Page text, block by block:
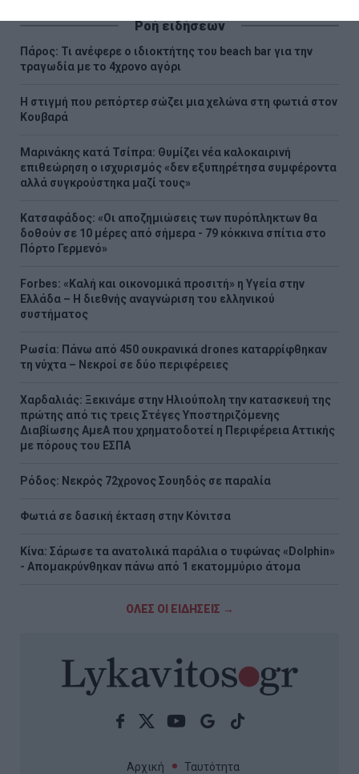
Ροή ειδήσεων
Πάρος: Τι ανέφερε ο ιδιοκτήτης του beach bar για την
τραγωδία με το 4χρονο αγόρι
Η στιγμή που ρεπόρτερ σώζει μια χελώνα στη φωτιά στον
Κουβαρά
Μαρινάκης κατά Τσίπρα: Θυμίζει νέα καλοκαιρινή
επιθεώρηση ο ισχυρισμός «δεν εξυπηρέτησα συμφέροντα
αλλά συγκρούστηκα μαζί τους»
Kατσαφάδος: «Οι αποζημιώσεις των πυρόπληκτων θα
δοθούν σε 10 μέρες από σήμερα - 79 κόκκινα σπίτια στο
Πόρτο Γερμενό»
Forbes: «Καλή και οικονομικά προσιτή» η Υγεία στην
Ελλάδα – Η διεθνής αναγνώριση του ελληνικού
συστήματος
Ρωσία: Πάνω από 450 ουκρανικά drones καταρρίφθηκαν
τη νύχτα – Νεκροί σε δύο περιφέρειες
Χαρδαλιάς: Ξεκινάμε στην Ηλιούπολη την κατασκευή της
πρώτης από τις τρεις Στέγες Υποστηριζόμενης
Διαβίωσης ΑμεΑ που χρηματοδοτεί η Περιφέρεια Αττικής
με πόρους του ΕΣΠΑ
Ρόδος: Νεκρός 72χρονος Σουηδός σε παραλία
Φωτιά σε δασική έκταση στην Κόνιτσα
Κίνα: Σάρωσε τα ανατολικά παράλια ο τυφώνας «Dolphin»
- Απομακρύνθηκαν πάνω από 1 εκατομμύριο άτομα
ΟΛΕΣ ΟΙ ΕΙΔΗΣΕΙΣ →
Αρχική Ταυτότητα